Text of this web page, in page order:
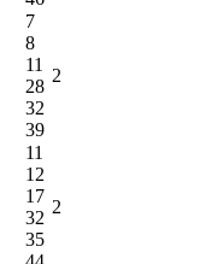
7
8
11
28
32
39
2
11
12
17
32
35
2